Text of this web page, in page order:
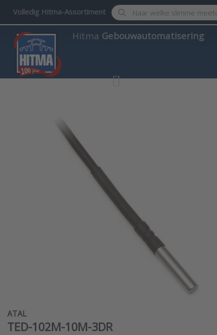
Volledig Hitma-Assortiment Enter a search term.
Hitma Gebouwautomatisering
ATAL
TED-102M-10M-3DR